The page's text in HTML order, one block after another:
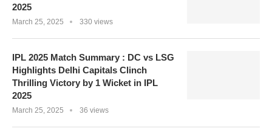
2025
March 25, 2025 330 views
IPL 2025 Match Summary : DC vs LSG
Highlights Delhi Capitals Clinch
Thrilling Victory by 1 Wicket in IPL
2025
March 25, 2025 36 views